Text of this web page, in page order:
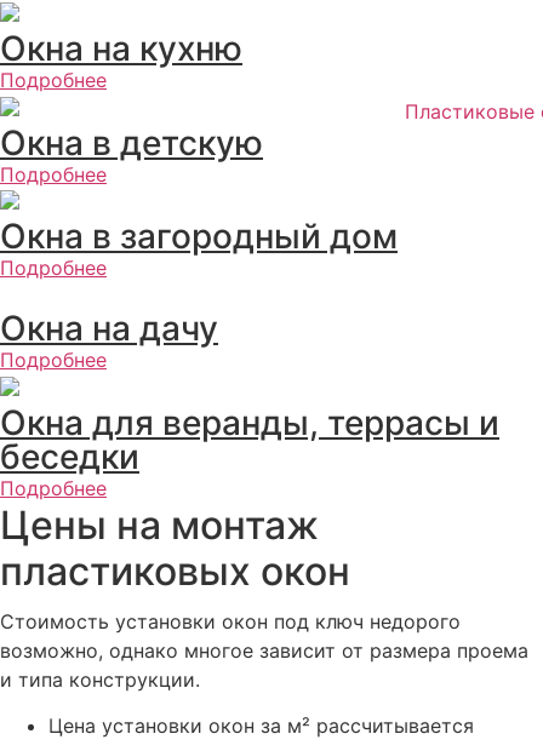
Окна на кухню
Подробнее
Окна в детскую
Подробнее
Окна в загородный дом
Подробнее
Окна на дачу
Подробнее
Окна для веранды, террасы и
беседки
Подробнее
Цены на монтаж
пластиковых окон
Стоимость установки окон под ключ недорого
возможно, однако многое зависит от размера проема
и типа конструкции.
Цена установки окон за м² рассчитывается